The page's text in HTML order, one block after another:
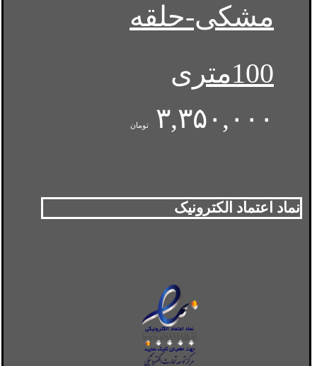
مشکی-حلقه
100متری
۳,۳۵۰,۰۰۰
تومان
نماد اعتماد الکترونیک